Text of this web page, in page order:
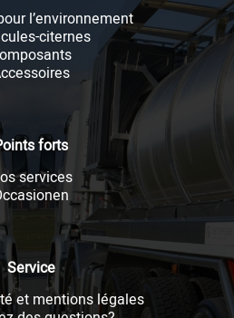
l’environnement
citernes
forts
services
Service
et mentions légales